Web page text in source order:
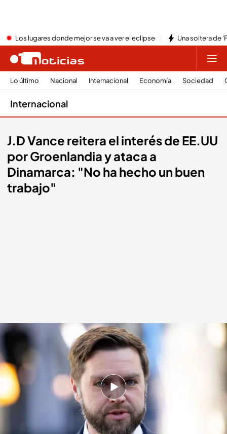
Los lugares donde mejor se va a ver el eclipse Una soltera de
Lo último Nacional Internacional Economía Sociedad
Internacional
J.D Vance reitera el interés de EE.UU
por Groenlandia y ataca a
Dinamarca: "No ha hecho un buen
trabajo"
J.D Vance reitera el interés de EE.UU por Groenlandia
Redacción digital Noticias Cuatro Europa Press
28 MAR 2025 - 20:53h.
Su vicepresidente J.D Vance ha visitado la isla
para convencer al territorio de unirse a EE.UU
Trump insiste en que EE.UU tiene que tomar el